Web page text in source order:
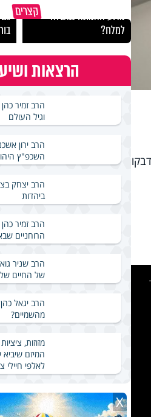
נדבקו
קצרים
מדוע האמונה נמשלה
למלח?
הרצאות
הרב זמיר
וגיל העולם
הרב ירון
השכפ"ץ
הרב יצחק
ביהדות
הרב זמיר
הרוחניים
הרב שניר
של החיים
הרב יגאל
מהשמיים?
מזוזות,
המיזם
לאלפי חיילי
X